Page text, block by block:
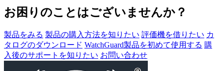
お困りのことはございませんか？
製品をみる 製品の購入方法を知りたい 評価機を借りたい カ
タログのダウンロード WatchGuard製品を初めて使用する 購
入後のサポートを知りたい お問い合わせ